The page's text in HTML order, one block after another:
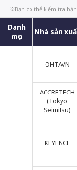
※Bạn có thể kiểm tra
Danh
mục
Nhà sản
OHTAVN
ACCRETECH
(Tokyo
Seimitsu)
KEYENCE